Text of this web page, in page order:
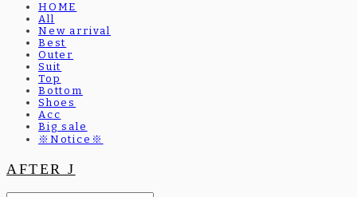
HOME
All
New arrival
Best
Outer
Suit
Top
Bottom
Shoes
Acc
Big sale
※Notice※
AFTER J